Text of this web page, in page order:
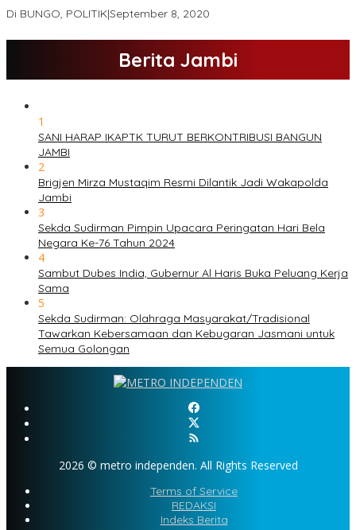
Di BUNGO, POLITIK|September 8, 2020
Berita Jambi
1
SANI HARAP IKAPTK TURUT BERKONTRIBUSI BANGUN
JAMBI
2
Brigjen Mirza Mustaqim Resmi Dilantik Jadi Wakapolda
Jambi
3
Sekda Sudirman Pimpin Upacara Peringatan Hari Bela
Negara Ke-76 Tahun 2024
4
Sambut Dubes India, Gubernur Al Haris Buka Peluang Kerja
Sama
5
Sekda Sudirman: Olahraga Masyarakat/Tradisional
Tawarkan Kebersamaan dan Kebugaran Jasmani untuk
Semua Golongan
2026 © metro independen. All Rights Reserved
Terms of Service
REDAKSI
Indeks Berita